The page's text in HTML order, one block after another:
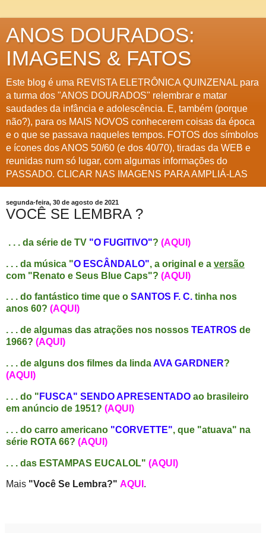
ANOS DOURADOS:
IMAGENS & FATOS
Este blog é uma REVISTA ELETRÔNICA QUINZENAL para
a turma dos "ANOS DOURADOS" relembrar e matar
saudades da infância e adolescência. E, também (porque
não?), para os MAIS NOVOS conhecerem coisas da época
e o que se passava naqueles tempos. FOTOS dos símbolos
e ícones dos ANOS 50/60 (e dos 40/70), tiradas da WEB e
reunidas num só lugar, com algumas informações do
PASSADO. CLICAR NAS IMAGENS PARA AMPLIÁ-LAS
segunda-feira, 30 de agosto de 2021
VOCÊ SE LEMBRA ?
. . . da série de TV "O FUGITIVO"? (AQUI)
. . . da música "O ESCÂNDALO", a original e a versão
com "Renato e Seus Blue Caps"? (AQUI)
. . . do fantástico time que o SANTOS F. C. tinha nos
anos 60? (AQUI)
. . . de algumas das atrações nos nossos TEATROS de
1966? (AQUI)
. . . de alguns dos filmes da lindaAVA GARDNER?
(AQUI)
. . . do " FUSCA" SENDO APRESENTADO ao brasileiro
em anúncio de 1951? (AQUI)
. . . do carro americano "CORVETTE", que "atuava" na
série ROTA 66? (AQUI)
. . . das ESTAMPAS EUCALOL" (AQUI)
Mais "Você Se Lembra?" AQUI .